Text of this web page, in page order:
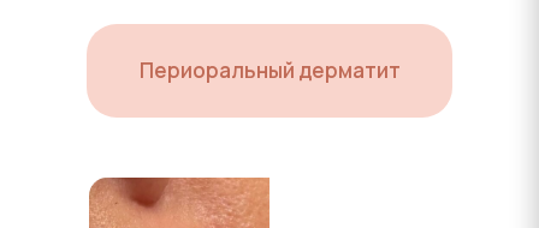
Периоральный дерматит